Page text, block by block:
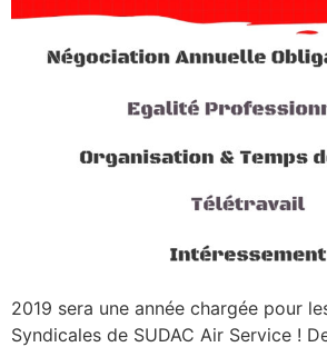
2019 sera une année chargée pour
Syndicales de SUDAC Air Service !